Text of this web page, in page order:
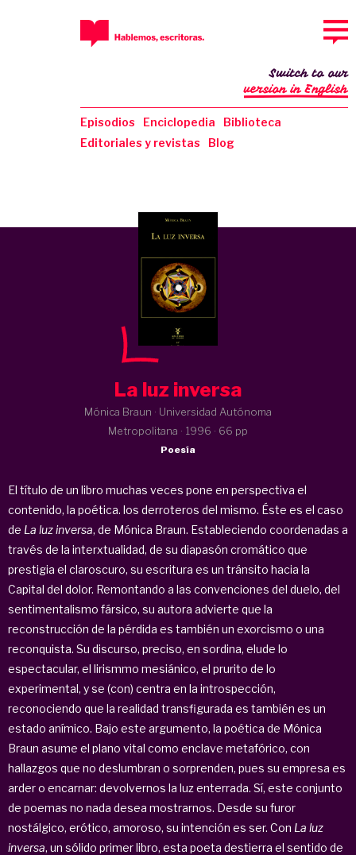
Episodios Enciclopedia
Biblioteca
Editoriales y revistas
Blog
Switch to our
version in English
La luz inversa
Mónica Braun · Universidad Autónoma
Metropolitana · 1996 · 66 pp
Poesía
El título de un libro muchas veces pone en perspectiva el
contenido, la poética. los derroteros del mismo. Éste es el caso
de La luz inversa, de Mónica Braun. Estableciendo coordenadas a
través de la interxtualidad, de su diapasón cromático que
prestigia el claroscuro, su escritura es un tránsito hacia la
Capital del dolor. Remontando a las convenciones del duelo, del
sentimentalismo fársico, su autora advierte que la
reconstrucción de la pérdida es también un exorcismo o una
reconquista. Su discurso, preciso, en sordina, elude lo
espectacular, el lirismmo mesiánico, el prurito de lo
experimental, y se (con) centra en la introspección,
reconociendo que la realidad transfigurada es también es un
estado anímico. Bajo este argumento, la poética de Mónica
Braun asume el plano vital como enclave metafórico, con
hallazgos que no deslumbran o sorprenden, pues su empresa es
arder o encarnar: devolvernos la luz enterrada. Sí, este conjunto
de poemas no nada desea mostrarnos. Desde su furor
nostálgico, erótico, amoroso, su intención es ser. Con La luz
inversa, un sólido primer libro, esta poeta destierra el sentido de